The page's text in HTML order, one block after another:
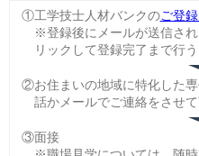
①工学技士人材バンクのご登
※登録後にメールが送信さ
リックして登録完了まで行
②お住まいの地域に特化した
話かメールでご連絡をさせて
③面接